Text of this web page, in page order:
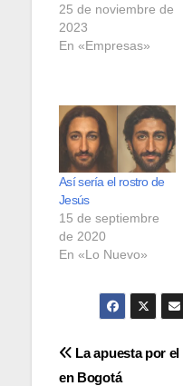
25 de noviembre de
2023
En «Empresas»
Así sería el rostro de
Jesús
15 de septiembre
de 2020
En «Lo Nuevo»
La apuesta por el
en Bogotá